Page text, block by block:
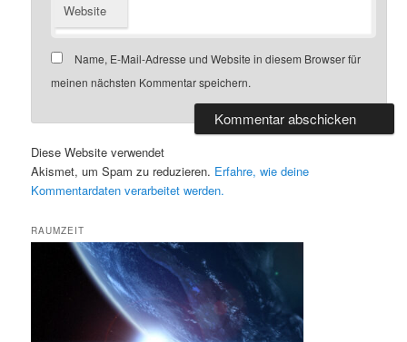
Website
Name, E-Mail-Adresse und Website in diesem Browser für
meinen nächsten Kommentar speichern.
Diese Website verwendet
Akismet, um Spam zu reduzieren. Erfahre, wie deine
Kommentardaten verarbeitet werden.
RAUMZEIT